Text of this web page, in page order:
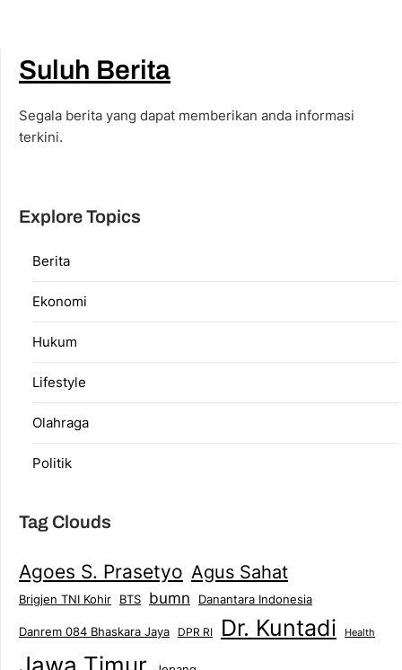
Suluh Berita
Segala berita yang dapat memberikan anda informasi
terkini.
Explore Topics
Berita
Ekonomi
Hukum
Lifestyle
Olahraga
Politik
Tag Clouds
Agoes S. Prasetyo Agus Sahat
Brigjen TNI Kohir BTS bumn Danantara Indonesia
Danrem 084 Bhaskara Jaya DPR RI Dr. Kuntadi Health
Jawa Timur